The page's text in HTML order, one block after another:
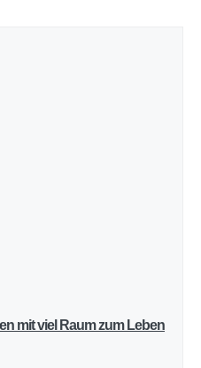
mit viel Raum zum Leben